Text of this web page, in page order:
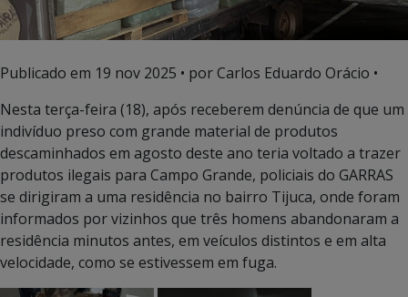
Publicado em 19 nov 2025 • por Carlos Eduardo Orácio •
Nesta terça-feira (18), após receberem denúncia de que um
indivíduo preso com grande material de produtos
descaminhados em agosto deste ano teria voltado a trazer
produtos ilegais para Campo Grande, policiais do GARRAS
se dirigiram a uma residência no bairro Tijuca, onde foram
informados por vizinhos que três homens abandonaram a
residência minutos antes, em veículos distintos e em alta
velocidade, como se estivessem em fuga.